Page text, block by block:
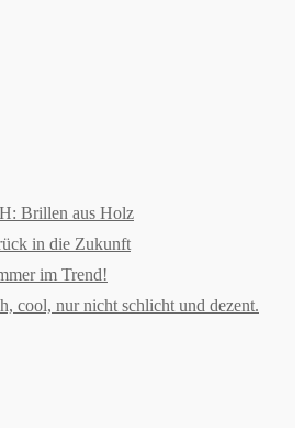
Brillen aus Holz
in die Zukunft
im Trend!
cool, nur nicht schlicht und dezent.